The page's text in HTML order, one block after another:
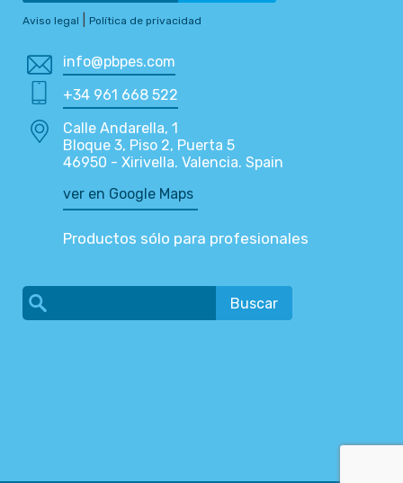
Aviso legal Política de privacidad
info@pbpes.com
+34 961 668 522
Calle Andarella, 1
Bloque 3, Piso 2, Puerta 5
46950 - Xirivella. Valencia. Spain
ver en Google Maps
Productos sólo para profesionales
Buscar